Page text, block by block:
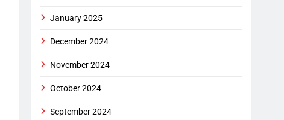
January 2025
December 2024
November 2024
October 2024
September 2024